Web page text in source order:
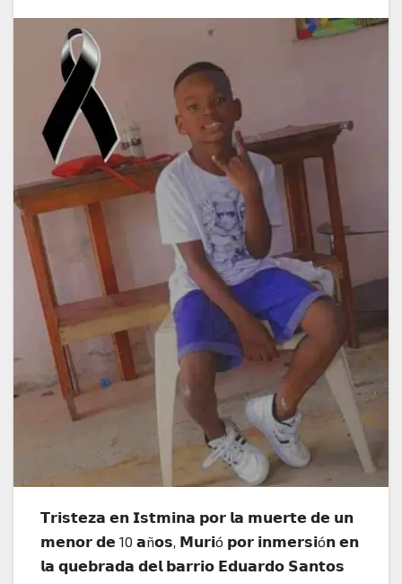
𝗧𝗿𝗶𝘀𝘁𝗲𝘇𝗮 𝗲𝗻 𝗜𝘀𝘁𝗺𝗶𝗻𝗮 𝗽𝗼𝗿 𝗹𝗮 𝗺𝘂𝗲𝗿𝘁𝗲 𝗱𝗲 𝘂𝗻
𝗺𝗲𝗻𝗼𝗿 𝗱𝗲 10 𝗮ñ𝗼𝘀, 𝗠𝘂𝗿𝗶ó 𝗽𝗼𝗿 𝗶𝗻𝗺𝗲𝗿𝘀𝗶ó𝗻 𝗲𝗻
𝗹𝗮 𝗾𝘂𝗲𝗯𝗿𝗮𝗱𝗮 𝗱𝗲𝗹 𝗯𝗮𝗿𝗿𝗶𝗼 𝗘𝗱𝘂𝗮𝗿𝗱𝗼 𝗦𝗮𝗻𝘁𝗼𝘀